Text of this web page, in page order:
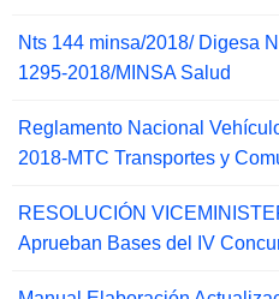
Nts 144 minsa/2018/ Digesa
1295-2018/MINSA Salud
Reglamento Nacional
2018-MTC Transportes y
RESOLUCIÓN
Aprueban Bases del IV